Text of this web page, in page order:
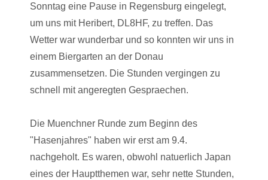
Sonntag eine Pause in Regensburg eingelegt,
um uns mit Heribert, DL8HF, zu treffen. Das
Wetter war wunderbar und so konnten wir uns in
einem Biergarten an der Donau
zusammensetzen. Die Stunden vergingen zu
schnell mit angeregten Gespraechen.
Die Muenchner Runde zum Beginn des
"Hasenjahres" haben wir erst am 9.4.
nachgeholt. Es waren, obwohl natuerlich Japan
eines der Hauptthemen war, sehr nette Stunden,